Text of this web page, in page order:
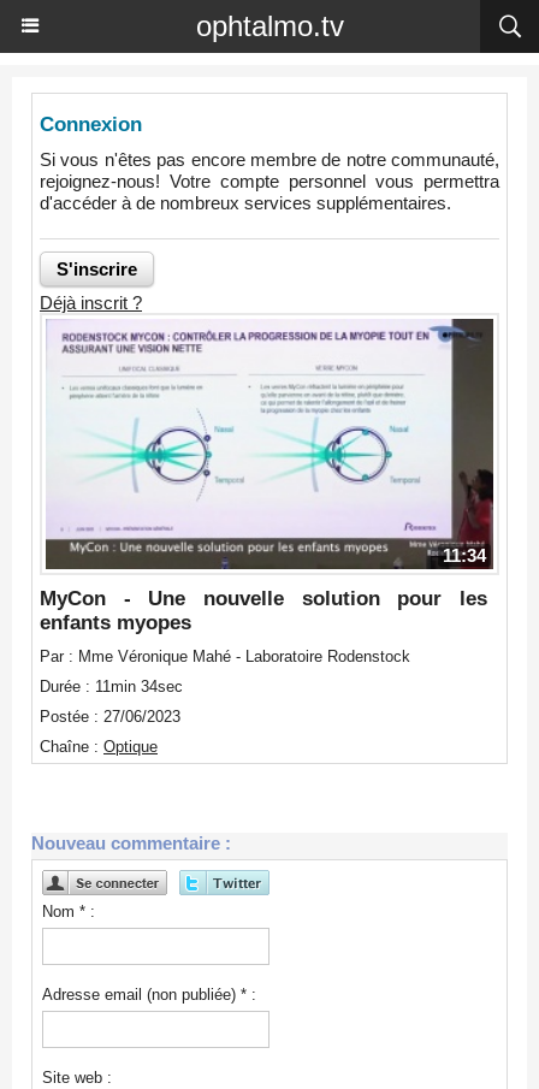
ophtalmo.tv
Connexion
Si vous n'êtes pas encore membre de notre communauté,
rejoignez-nous! Votre compte personnel vous permettra
d'accéder à de nombreux services supplémentaires.
Déjà inscrit ?
11:34
MyCon - Une nouvelle solution pour les
enfants myopes
Par : Mme Véronique Mahé - Laboratoire Rodenstock
Durée : 11min 34sec
Postée : 27/06/2023
Chaîne : Optique
Nouveau commentaire :
Nom * :
Adresse email (non publiée) * :
Site web :